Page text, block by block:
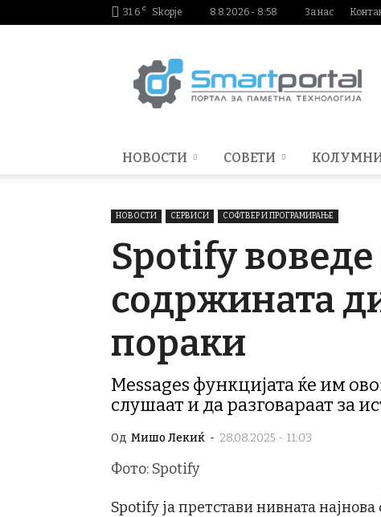
31.6 C Skopje 8.8.2026 - 8:58 За нас
НОВОСТИ СОВЕТИ
НОВОСТИ СЕРВИСИ СОФТВЕР И ПРОГРАМИРАЊЕ
Spotify
содржината
пораки
Messages функцијата ќе им
слушаат и да разговараат за
Од Мишо Лекиќ - 28.08.2025 - 11:03
Фото: Spotify
Spotify ја претстави нивната